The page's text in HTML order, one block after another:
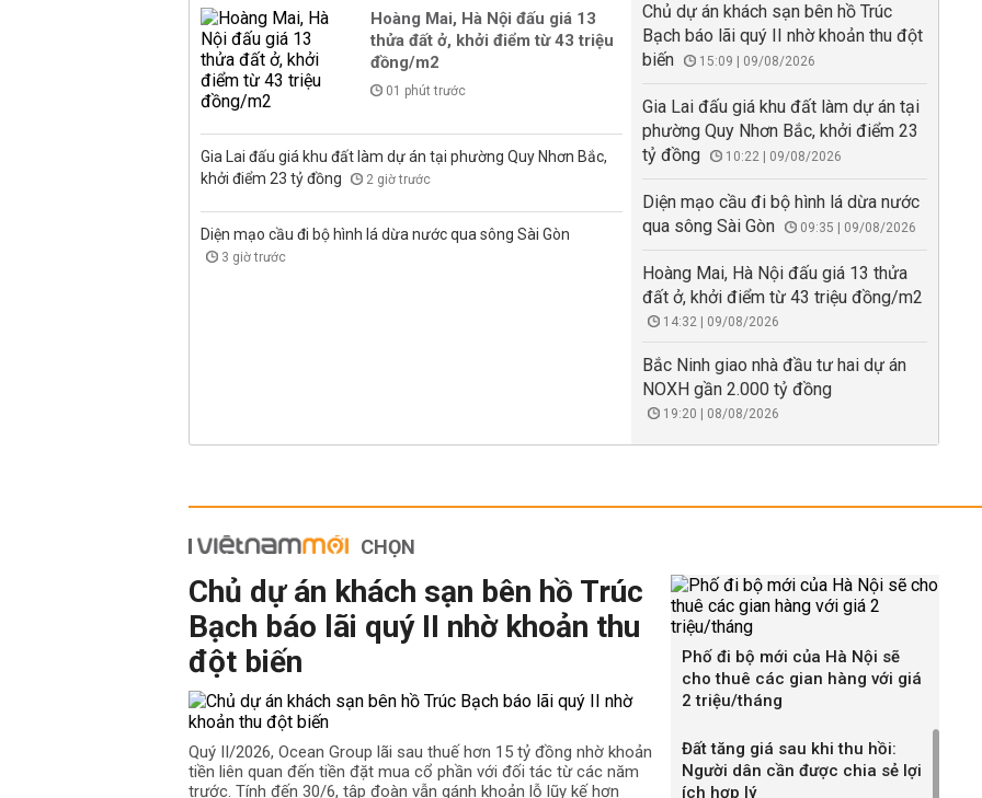
Hoàng Mai, Hà Nội đấu giá 13
thửa đất ở, khởi điểm từ 43 triệu
đồng/m2
01 phút trước
Gia Lai đấu giá khu đất làm dự án tại phường Quy Nhơn Bắc,
khởi điểm 23 tỷ đồng
2 giờ trước
Diện mạo cầu đi bộ hình lá dừa nước qua sông Sài Gòn
3 giờ trước
Chủ dự án khách sạn bên hồ Trúc
Bạch báo lãi quý II nhờ khoản thu đột
biến
15:09 | 09/08/2026
Gia Lai đấu giá khu đất làm dự án tại
phường Quy Nhơn Bắc, khởi điểm 23
tỷ đồng
10:22 | 09/08/2026
Diện mạo cầu đi bộ hình lá dừa nước
qua sông Sài Gòn
09:35 | 09/08/2026
Hoàng Mai, Hà Nội đấu giá 13 thửa
đất ở, khởi điểm từ 43 triệu đồng/m2
14:32 | 09/08/2026
Bắc Ninh giao nhà đầu tư hai dự án
NOXH gần 2.000 tỷ đồng
19:20 | 08/08/2026
CHỌN
Chủ dự án khách sạn bên hồ Trúc
Bạch báo lãi quý II nhờ khoản thu
đột biến
Quý II/2026, Ocean Group lãi sau thuế hơn 15 tỷ đồng nhờ khoản
tiền liên quan đến tiền đặt mua cổ phần với đối tác từ các năm
trước. Tính đến 30/6, tập đoàn vẫn gánh khoản lỗ lũy kế hơn
Phố đi bộ mới của Hà Nội sẽ
cho thuê các gian hàng với giá
2 triệu/tháng
Đất tăng giá sau khi thu hồi:
Người dân cần được chia sẻ lợi
ích hợp lý